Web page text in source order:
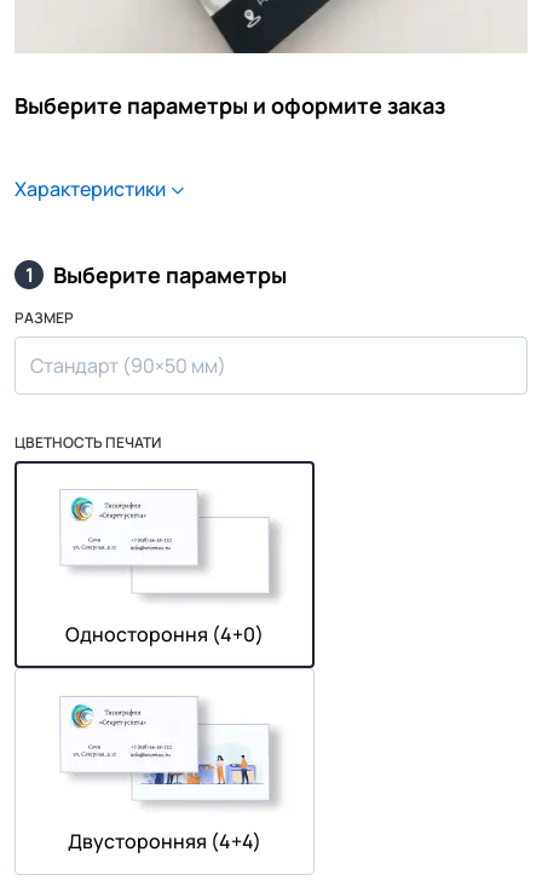
Выберите параметры и оформите заказ
Характеристики
1 Выберите параметры
РАЗМЕР
Стандарт (90×50 мм)
ЦВЕТНОСТЬ ПЕЧАТИ
Одностороння (4+0)
Двусторонняя (4+4)